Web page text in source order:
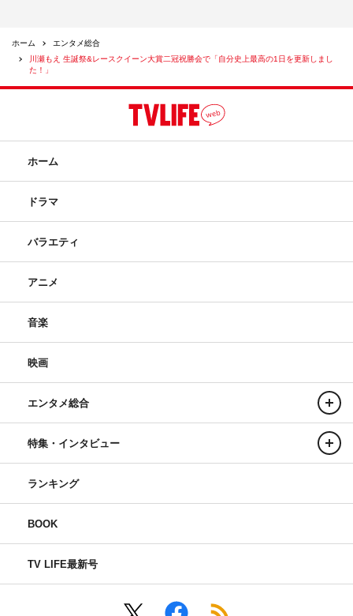
ホーム
エンタメ総合
川瀬もえ 生誕祭&レースクイーン大賞二冠祝勝会で「自分史上最高の1日を更新しまし
た！」
ホーム
ドラマ
バラエティ
アニメ
音楽
映画
エンタメ総合
特集・インタビュー
ランキング
BOOK
TV LIFE最新号